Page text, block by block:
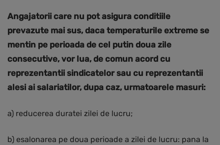
Angajatorii care nu pot asigura conditiile
prevazute mai sus, daca temperaturile extreme se
mentin pe perioada de cel putin doua zile
consecutive, vor lua, de comun acord cu
reprezentantii sindicatelor sau cu reprezentantii
alesi ai salariatilor, dupa caz, urmatoarele masuri:
a) reducerea duratei zilei de lucru;
b) esalonarea pe doua perioade a zilei de lucru: pana la